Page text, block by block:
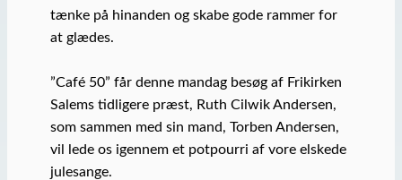
tænke på hinanden og skabe gode rammer for
at glædes.
”Café 50” får denne mandag besøg af Frikirken
Salems tidligere præst, Ruth Cilwik Andersen,
som sammen med sin mand, Torben Andersen,
vil lede os igennem et potpourri af vore elskede
julesange.